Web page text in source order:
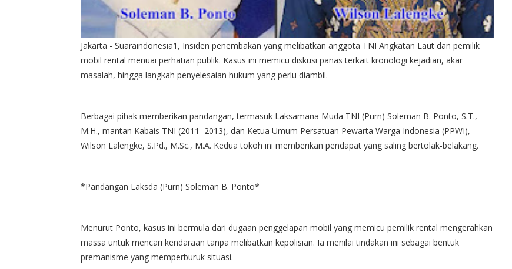
Jakarta - Suaraindonesia1, Insiden penembakan yang melibatkan anggota TNI Angkatan Laut dan pemilik
mobil rental menuai perhatian publik. Kasus ini memicu diskusi panas terkait kronologi kejadian, akar
masalah, hingga langkah penyelesaian hukum yang perlu diambil.
Berbagai pihak memberikan pandangan, termasuk Laksamana Muda TNI (Purn) Soleman B. Ponto, S.T.,
M.H., mantan Kabais TNI (2011–2013), dan Ketua Umum Persatuan Pewarta Warga Indonesia (PPWI),
Wilson Lalengke, S.Pd., M.Sc., M.A. Kedua tokoh ini memberikan pendapat yang saling bertolak-belakang.
*Pandangan Laksda (Purn) Soleman B. Ponto*
Menurut Ponto, kasus ini bermula dari dugaan penggelapan mobil yang memicu pemilik rental mengerahkan
massa untuk mencari kendaraan tanpa melibatkan kepolisian. Ia menilai tindakan ini sebagai bentuk
premanisme yang memperburuk situasi.